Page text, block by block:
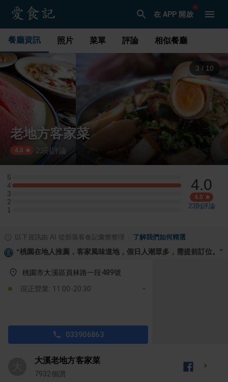
在 APP 開啟
餐廳資訊 照片 菜單 評論 相似餐廳
3 / 10
老地方客家菜
4.0 23則評論
5
5 星：0 則評論
4
4 星：4 則評論
3
3 星：0 則評論
2
2 星：0 則評論
1
1 星：0 則評論
4.0
4.0
23則評論
以下資訊由 AI 從部落客食記彙整整理 了解我們如何精選
“桃園在地人推薦，客家風味道地，假日人潮眾多，需提前訂位。 ”
桃園市大溪區員林路一段489號
現正營業: 11:00-20:30
033906863
大溪老地方客家菜
7932個讚